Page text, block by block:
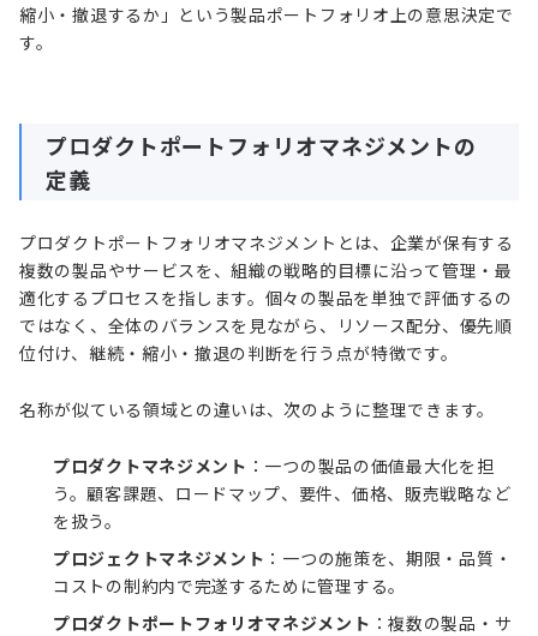
縮小・撤退するか」という製品ポートフォリオ上の意思決定で
す。
プロダクトポートフォリオマネジメントの
定義
プロダクトポートフォリオマネジメントとは、企業が保有する
複数の製品やサービスを、組織の戦略的目標に沿って管理・最
適化するプロセスを指します。個々の製品を単独で評価するの
ではなく、全体のバランスを見ながら、リソース配分、優先順
位付け、継続・縮小・撤退の判断を行う点が特徴です。
名称が似ている領域との違いは、次のように整理できます。
プロダクトマネジメント ：一つの製品の価値最大化を担
う。顧客課題、ロードマップ、要件、価格、販売戦略など
を扱う。
プロジェクトマネジメント ：一つの施策を、期限・品質・
コストの制約内で完遂するために管理する。
プロダクトポートフォリオマネジメント ：複数の製品・サ